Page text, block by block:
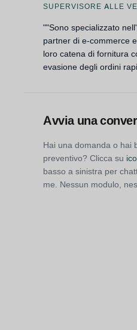
SUPERVISORE ALLE
""Sono specializzato
partner di e-commerce
loro catena di fornitura
evasione degli ordini
Avvia una
Hai una domanda o hai
preventivo? Clicca su
basso a sinistra per
me. Nessun modulo,